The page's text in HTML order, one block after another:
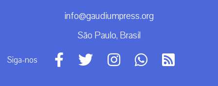
info@gaudiumpress.org
São Paulo, Brasil
Siga-nos